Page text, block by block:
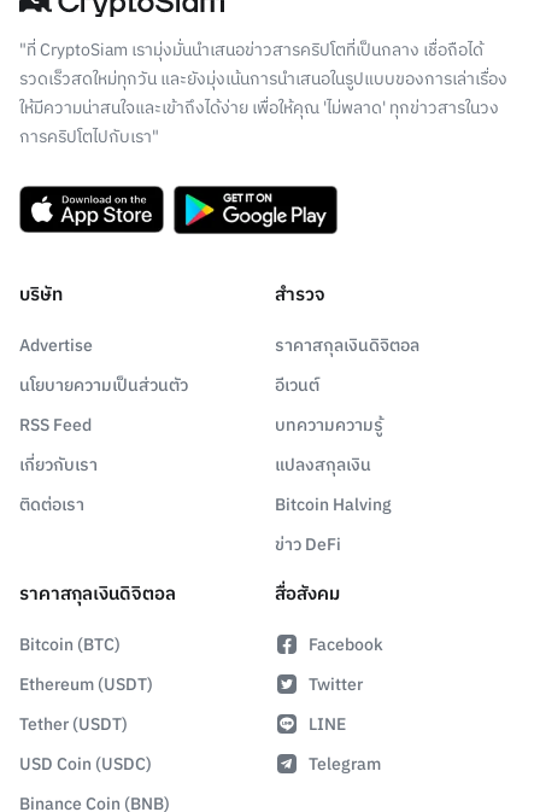
"ที่ CryptoSiam เรามุ่งมั่นนำเสนอข่าวสารคริปโตที่เป็นกลาง เชื่อถือได้
รวดเร็วสดใหม่ทุกวัน และยังมุ่งเน้นการนำเสนอในรูปแบบของการเล่าเรื่อง
ให้มีความน่าสนใจและเข้าถึงได้ง่าย เพื่อให้คุณ 'ไม่พลาด' ทุกข่าวสารในวง
การคริปโตไปกับเรา"
บริษัท
Advertise
นโยบายความเป็นส่วนตัว
RSS Feed
เกี่ยวกับเรา
ติดต่อเรา
สำรวจ
ราคาสกุลเงินดิจิตอล
อีเวนต์
บทความความรู้
แปลงสกุลเงิน
Bitcoin Halving
ข่าว DeFi
ราคาสกุลเงินดิจิตอล
Bitcoin (BTC)
Ethereum (USDT)
Tether (USDT)
USD Coin (USDC)
Binance Coin (BNB)
สื่อสังคม
Facebook
Twitter
LINE
Telegram